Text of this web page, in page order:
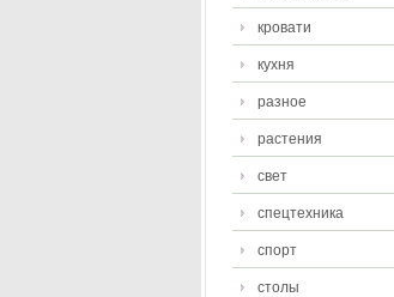
кровати
кухня
разное
растения
свет
спецтехника
спорт
столы